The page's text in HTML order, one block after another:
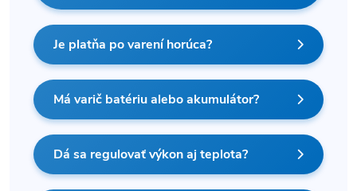
Je platňa po varení horúca?
Má varič batériu alebo akumulátor?
Dá sa regulovať výkon aj teplota?